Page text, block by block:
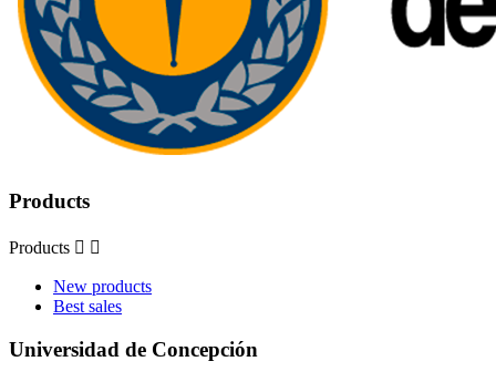
Products
Products  
New products
Best sales
Universidad de Concepción